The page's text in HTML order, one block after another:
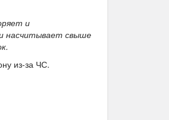
и
насчитывает свыше
из-за ЧС.